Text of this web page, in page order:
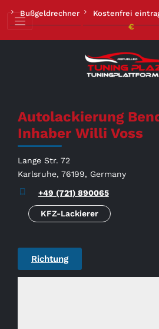
Inhalt
springen
Bußgeldrechner Kostenfrei
€
Autolackierung
Inhaber Willi Voss
Lange Str. 72
Karlsruhe, 76199, Germany
+49 (721) 890065
KFZ-Lackierer
Richtung